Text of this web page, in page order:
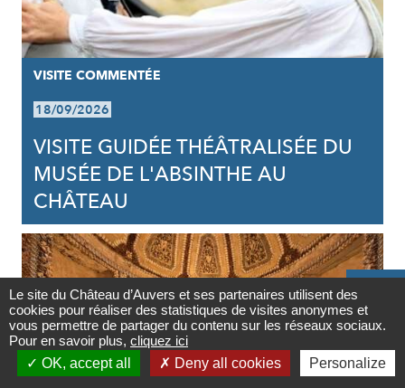
Contact

Newsletter
VISITE COMMENTÉE
18/09/2026
VISITE GUIDÉE THÉÂTRALISÉE DU
MUSÉE DE L'ABSINTHE AU
CHÂTEAU
Le site du Château d’Auvers et ses partenaires utilisent des
cookies pour réaliser des statistiques de visites anonymes et
vous permettre de partager du contenu sur les réseaux sociaux.
Pour en savoir plus, cliquez ici
OK, accept all
Deny all cookies Personalize